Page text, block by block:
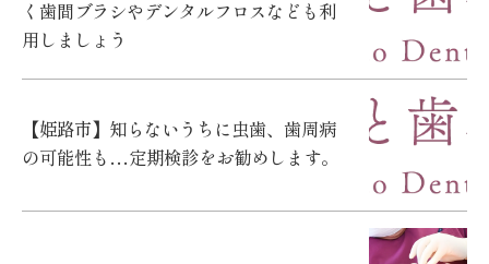
く歯間ブラシやデンタルフロスなども利
用しましょう
【姫路市】知らないうちに虫歯、歯周病
の可能性も…定期検診をお勧めします。